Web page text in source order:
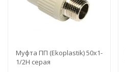
Муфта ПП (Ekoplastik) 50х1-
1/2Н серая